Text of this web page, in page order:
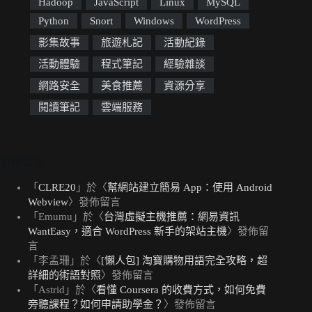
Python
Snort Windows
WordPress
影集故事
旅遊札記
活動紀錄
活動體驗
程式筆記
經驗雜談
網路安全
美食推薦
資源分享
閱讀筆記
雲端服務
「 CLRE20 」於〈幫網站建立簡易 App：使用 Android
Webview〉發佈留言
「 Emumu 」於〈台灣虛擬主機推薦：網易資訊
WantEasy，適合 WordPress 新手的架站主機〉發佈留
言
「 李孟珊 」於〈[懶人包] 淘寶購物用語完全攻略，超
詳細的術語對照〉發佈留言
「 Astrid 」於〈看懂 Coursera 的收費方式，如何免費
旁聽課程？如何申請助學金？ 〉發佈留言